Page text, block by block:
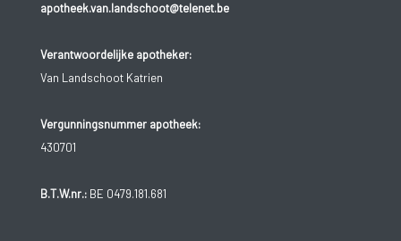
apotheek.van.landschoot@telenet.be
Verantwoordelijke apotheker:
Van Landschoot Katrien
Vergunningsnummer apotheek:
430701
B.T.W.nr.:BE 0479.181.681